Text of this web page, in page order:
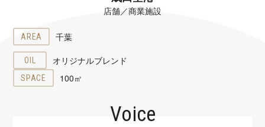
店舗／商業施設
AREA 千葉
OIL オリジナルブレンド
SPACE 100㎡
Voice